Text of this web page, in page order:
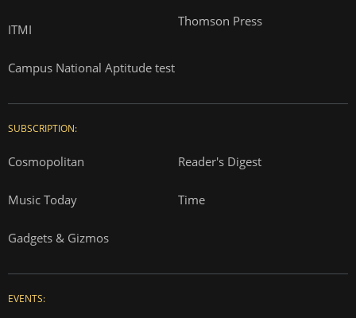
ITMI
Campus National Aptitude test
Thomson Press
SUBSCRIPTION:
Cosmopolitan Reader's Digest
Music Today Time
Gadgets & Gizmos
EVENTS: